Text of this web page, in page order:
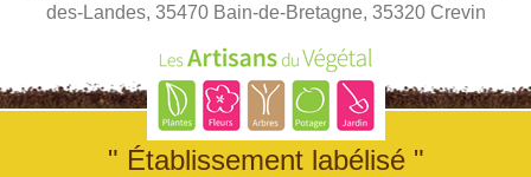
des-Landes, 35470 Bain-de-Bretagne, 35320 Crevin
" Établissement labélisé "